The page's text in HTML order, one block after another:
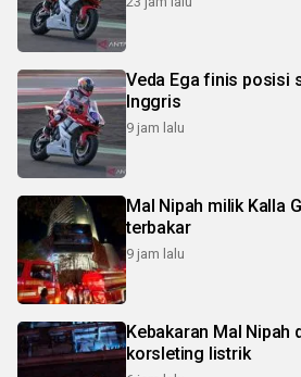
Veda Ega finis posisi
Inggris
9 jam lalu
Mal Nipah milik Kalla
terbakar
9 jam lalu
Kebakaran Mal Nipah
korsleting listrik